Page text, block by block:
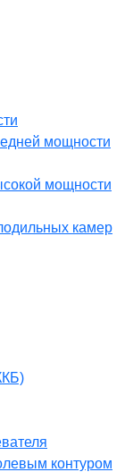
мощности
мощности
камер
контуром